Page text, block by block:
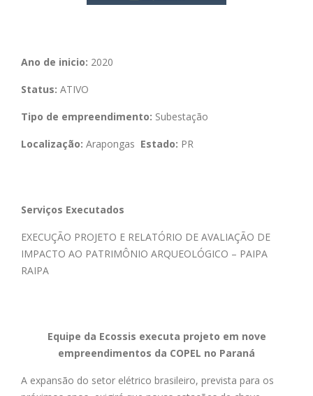
Ano de inicio: 2020
Status: ATIVO
Tipo de empreendimento: Subestação
Localização: Arapongas Estado: PR
Serviços Executados
EXECUÇÃO PROJETO E RELATÓRIO DE AVALIAÇÃO DE
IMPACTO AO PATRIMÔNIO ARQUEOLÓGICO – PAIPA
RAIPA
Equipe da Ecossis executa projeto em nove
empreendimentos da COPEL no Paraná
A expansão do setor elétrico brasileiro, prevista para os